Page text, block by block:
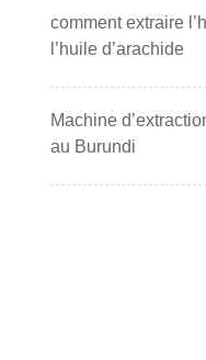
comment extraire
l’huile d’arachide
Machine
au Burundi